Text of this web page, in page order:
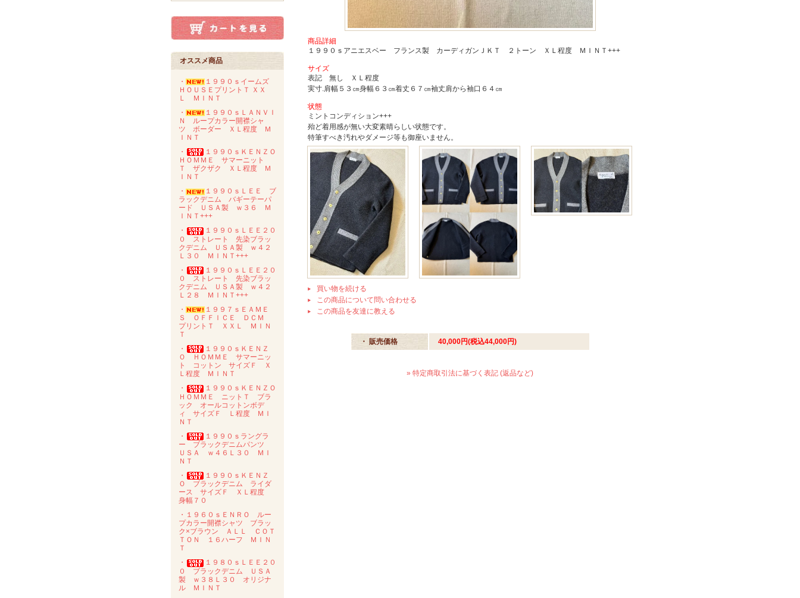
オススメ商品
・
１９９０ｓイームズ
ＨＯＵＳＥプリントＴ ＸＸ
Ｌ ＭＩＮＴ
・
１９９０ｓＬＡＮＶＩ
Ｎ ループカラー開襟シャ
ツ ボーダー ＸＬ程度 Ｍ
ＩＮＴ
・
１９９０ｓＫＥＮＺＯ
ＨＯＭＭＥ サマーニット
Ｔ ザクザク ＸＬ程度 Ｍ
ＩＮＴ
・
１９９０ｓＬＥＥ ブ
ラックデニム バギーテーパ
ード ＵＳＡ製 ｗ３６ Ｍ
ＩＮＴ+++
・
１９９０ｓＬＥＥ２０
０ ストレート 先染ブラッ
クデニム ＵＳＡ製 ｗ４２
Ｌ３０ ＭＩＮＴ+++
・
１９９０ｓＬＥＥ２０
０ ストレート 先染ブラッ
クデニム ＵＳＡ製 ｗ４２
Ｌ２８ ＭＩＮＴ+++
・
１９９７ｓＥＡＭＥ
Ｓ ＯＦＦＩＣＥ ＤＣＭ
プリントＴ ＸＸＬ ＭＩＮ
Ｔ
・
１９９０ｓＫＥＮＺ
Ｏ ＨＯＭＭＥ サマーニッ
ト コットン サイズＦ Ｘ
Ｌ程度 ＭＩＮＴ
・
１９９０ｓＫＥＮＺＯ
ＨＯＭＭＥ ニットＴ ブラ
ック オールコットンボデ
ィ サイズＦ Ｌ程度 ＭＩ
ＮＴ
・
１９９０ｓラングラ
ー ブラックデニムパンツ
ＵＳＡ ｗ４６Ｌ３０ ＭＩ
ＮＴ
・
１９９０ｓＫＥＮＺ
Ｏ ブラックデニム ライダ
ース サイズＦ ＸＬ程度
身幅７０
・１９６０ｓＥＮＲＯ ルー
プカラー開襟シャツ ブラッ
ク×ブラウン ＡＬＬ ＣＯＴ
ＴＯＮ １６ハーフ ＭＩＮ
Ｔ
・
１９８０ｓＬＥＥ２０
０ ブラックデニム ＵＳＡ
製 ｗ３８Ｌ３０ オリジナ
ル ＭＩＮＴ
商品詳細
１９９０ｓアニエスベー フランス製 カーディガンＪＫＴ ２トーン ＸＬ程度 ＭＩＮＴ+++
サイズ
表記 無し ＸＬ程度
実寸.肩幅５３㎝身幅６３㎝着丈６７㎝袖丈肩から袖口６４㎝
状態
ミントコンディション+++
殆ど着用感が無い大変素晴らしい状態です。
特筆すべき汚れやダメージ等も御座いません。
買い物を続ける
この商品について問い合わせる
この商品を友達に教える
・ 販売価格 40,000円(税込44,000円)
» 特定商取引法に基づく表記 (返品など)